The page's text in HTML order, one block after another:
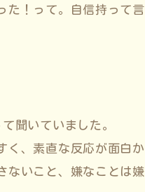
た！って。自信持って言
聞いていました。
く、素直な反応が面白か
ないこと、嫌なことは嫌